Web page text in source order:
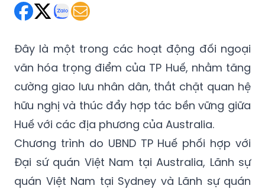
Đây là một trong các hoạt động đối ngoại
văn hóa trọng điểm của TP Huế, nhằm tăng
cường giao lưu nhân dân, thắt chặt quan hệ
hữu nghị và thúc đẩy hợp tác bền vững giữa
Huế với các địa phương của Australia.
Chương trình do UBND TP Huế phối hợp với
Đại sứ quán Việt Nam tại Australia, Lãnh sự
quán Việt Nam tại Sydney và Lãnh sự quán